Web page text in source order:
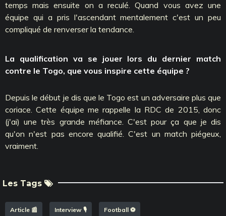
temps mais ensuite on a reculé. Quand vous avez une
équipe qui a pris l'ascendant mentalement c'est un peu
compliqué de renverser la tendance.
La qualification va se jouer lors du dernier match
contre le Togo, que vous inspire cette équipe ?
Depuis le début je dis que le Togo est un adversaire plus que
coriace. Cette équipe me rappelle la RDC de 2015, donc
(j'ai) une très grande méfiance. C'est pour ça que je dis
qu'on n'est pas encore qualifié. C'est un match piégeux,
vraiment.
Les Tags
Article 📰 Interview 🎙️ Football ⚽️